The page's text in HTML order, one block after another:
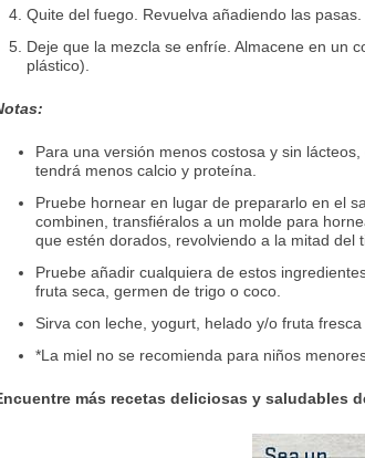
Quite del fuego. Revuelva añadiendo las pasas.
Deje que la mezcla se enfríe. Almacene en un
plástico).
Para una versión menos costosa y sin
tendrá menos calcio y proteína.
Pruebe hornear en lugar de prepararlo en el
combinen, transfiéralos a un molde para
que estén dorados, revolviendo a la mitad del
Pruebe añadir cualquiera de estos
fruta seca, germen de trigo o coco.
Sirva con leche, yogurt, helado y/o fruta fresca
*La miel no se recomienda para niños
más recetas deliciosas y saludables